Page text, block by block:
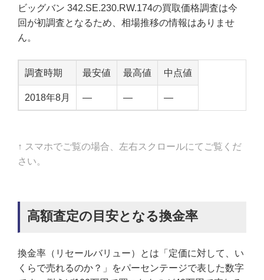
ビッグバン 342.SE.230.RW.174の買取価格調査は今
回が初調査となるため、相場推移の情報はありませ
ん。
調査時期 最安値 最高値 中点値
2018年8月 — — —
↑ スマホでご覧の場合、左右スクロールにてご覧くだ
さい。
高額査定の目安となる換金率
換金率（リセールバリュー）とは「定価に対して、い
くらで売れるのか？」をパーセンテージで表した数字